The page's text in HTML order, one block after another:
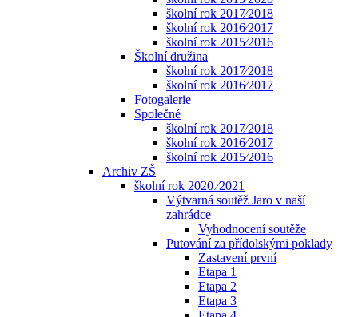
školní rok 2017⁄2018
školní rok 2016⁄2017
školní rok 2015⁄2016
Školní družina
školní rok 2017⁄2018
školní rok 2016⁄2017
Fotogalerie
Společné
školní rok 2017⁄2018
školní rok 2016⁄2017
školní rok 2015⁄2016
Archiv ZŠ
školní rok 2020 ⁄2021
Výtvarná soutěž Jaro v naší
zahrádce
Vyhodnocení soutěže
Putování za přídolskými poklady
Zastavení první
Etapa 1
Etapa 2
Etapa 3